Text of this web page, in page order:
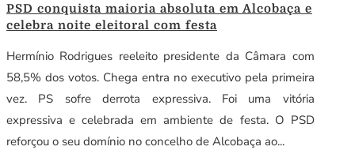
PSD conquista maioria absoluta em Alcobaça e
celebra noite eleitoral com festa
Hermínio Rodrigues reeleito presidente da Câmara com
58,5% dos votos. Chega entra no executivo pela primeira
vez. PS sofre derrota expressiva. Foi uma vitória
expressiva e celebrada em ambiente de festa. O PSD
reforçou o seu domínio no concelho de Alcobaça ao...